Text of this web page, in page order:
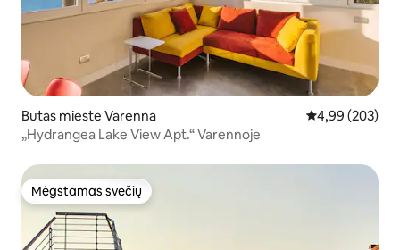
Butas mieste Varenna Vidutinis
4,99 (203)
„Hydrangea Lake View Apt.“ Varennoje
Mėgstamas svečių
Mėgstamas svečių